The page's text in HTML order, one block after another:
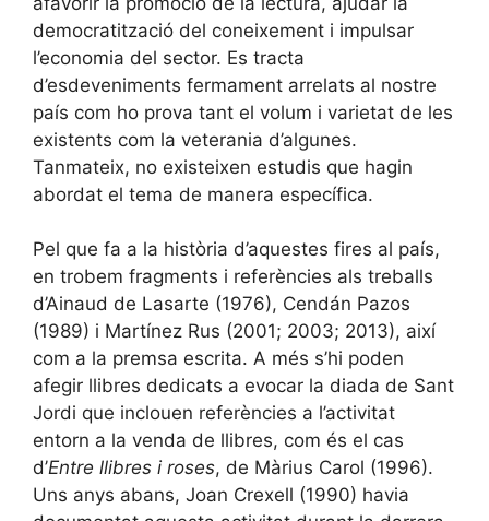
democratització del coneixement i impulsar
l’economia del sector. Es tracta
d’esdeveniments fermament arrelats al nostre
país com ho prova tant el volum i varietat de les
existents com la veterania d’algunes.
Tanmateix, no existeixen estudis que hagin
abordat el tema de manera específica.
Pel que fa a la història d’aquestes fires al país,
en trobem fragments i referències als treballs
d’Ainaud de Lasarte (1976), Cendán Pazos
(1989) i Martínez Rus (2001; 2003; 2013), així
com a la premsa escrita. A més s’hi poden
afegir llibres dedicats a evocar la diada de Sant
Jordi que inclouen referències a l’activitat
entorn a la venda de llibres, com és el cas
d’Entre llibres i roses, de Màrius Carol (1996).
Uns anys abans, Joan Crexell (1990) havia